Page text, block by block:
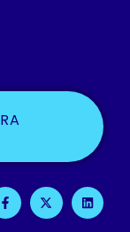
F
A
C
X
-
T
L
I
N